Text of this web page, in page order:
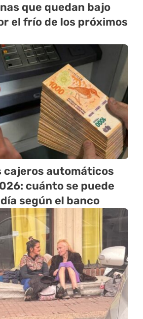
que quedan bajo
el frío de los próximos
cajeros automáticos
cuánto se puede
según el banco